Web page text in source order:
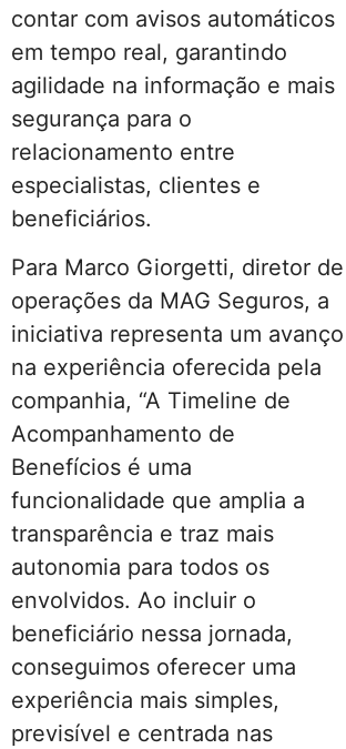
contar com avisos automáticos
em tempo real, garantindo
agilidade na informação e mais
segurança para o
relacionamento entre
especialistas, clientes e
beneficiários.
Para Marco Giorgetti, diretor de
operações da MAG Seguros, a
iniciativa representa um avanço
na experiência oferecida pela
companhia, “A Timeline de
Acompanhamento de
Benefícios é uma
funcionalidade que amplia a
transparência e traz mais
autonomia para todos os
envolvidos. Ao incluir o
beneficiário nessa jornada,
conseguimos oferecer uma
experiência mais simples,
previsível e centrada nas